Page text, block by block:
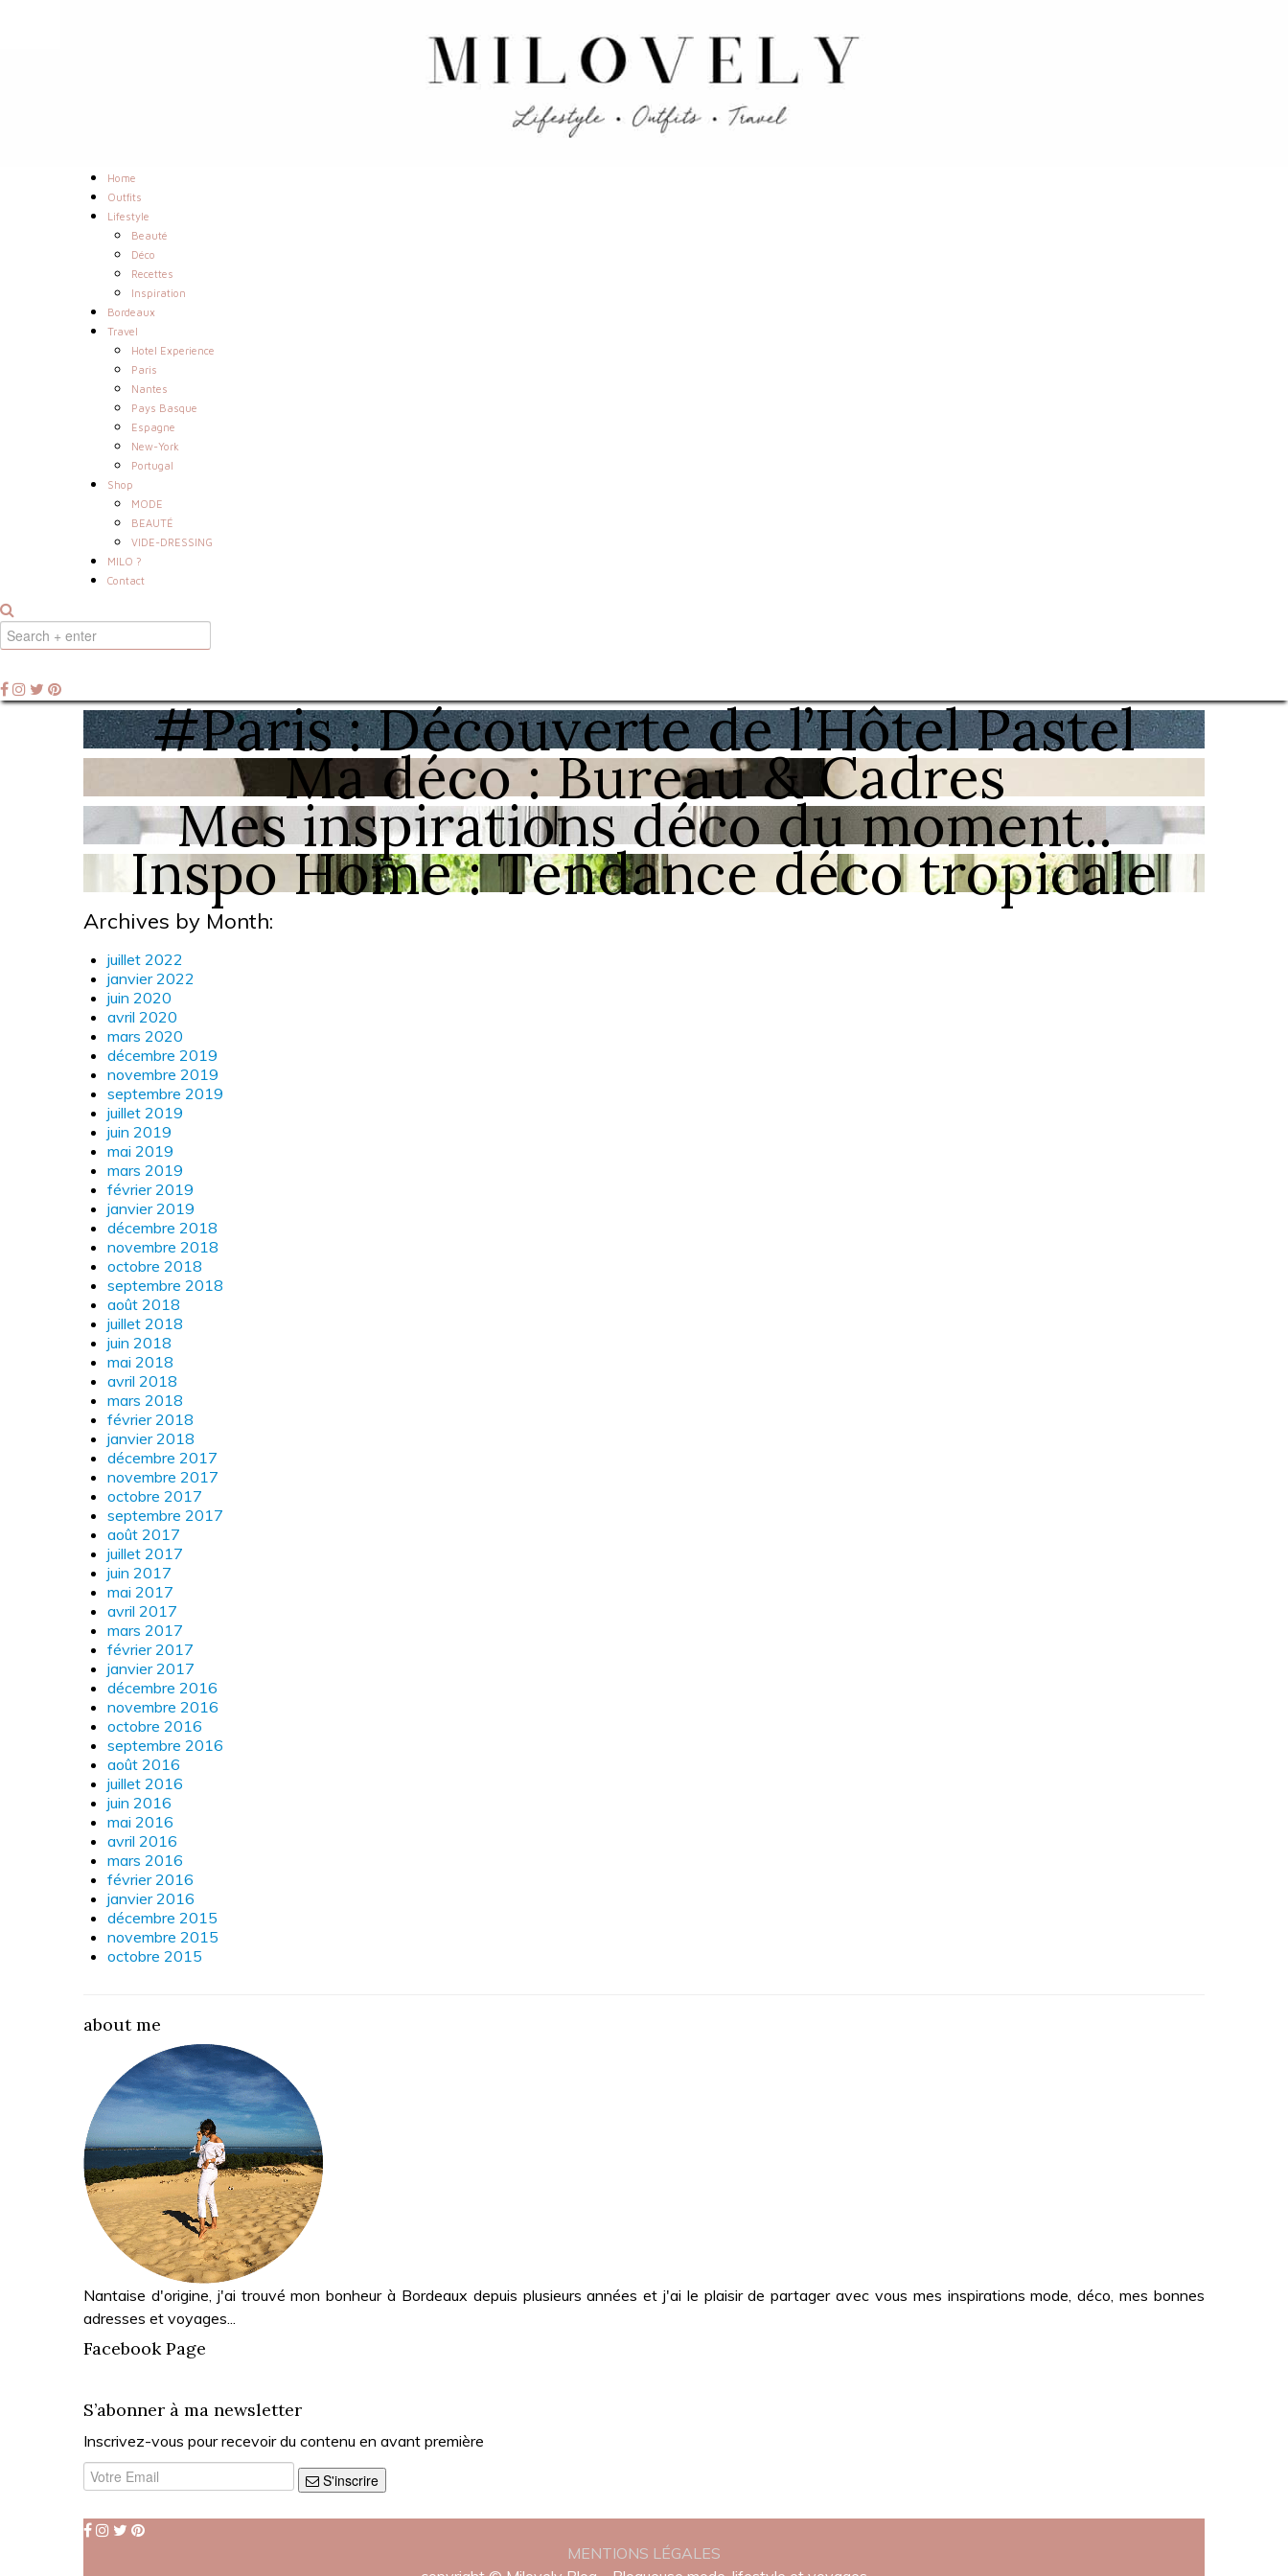
Home
Outfits
Lifestyle
Beauté
Déco
Recettes
Inspiration
Bordeaux
Travel
Hotel Experience
Paris
Nantes
Pays Basque
Espagne
New-York
Portugal
Shop
MODE
BEAUTÉ
VIDE-DRESSING
MILO ?
Contact
#Paris : Découverte de l’Hôtel Pastel
Ma déco : Bureau & Cadres
Mes inspirations déco du moment..
Inspo Home : Tendance déco tropicale
Archives by Month:
juillet 2022
janvier 2022
juin 2020
avril 2020
mars 2020
décembre 2019
novembre 2019
septembre 2019
juillet 2019
juin 2019
mai 2019
mars 2019
février 2019
janvier 2019
décembre 2018
novembre 2018
octobre 2018
septembre 2018
août 2018
juillet 2018
juin 2018
mai 2018
avril 2018
mars 2018
février 2018
janvier 2018
décembre 2017
novembre 2017
octobre 2017
septembre 2017
août 2017
juillet 2017
juin 2017
mai 2017
avril 2017
mars 2017
février 2017
janvier 2017
décembre 2016
novembre 2016
octobre 2016
septembre 2016
août 2016
juillet 2016
juin 2016
mai 2016
avril 2016
mars 2016
février 2016
janvier 2016
décembre 2015
novembre 2015
octobre 2015
about me
Nantaise d'origine, j'ai trouvé mon bonheur à Bordeaux depuis plusieurs années et j'ai le plaisir de partager avec vous mes inspirations mode, déco, mes bonnes
adresses et voyages...
Facebook Page
S’abonner à ma newsletter
Inscrivez-vous pour recevoir du contenu en avant première
S'inscrire
MENTIONS LÉGALES